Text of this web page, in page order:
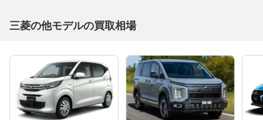
三菱の他モデルの買取相場